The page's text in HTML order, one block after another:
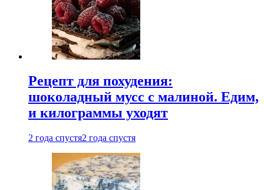
Рецепт для похудения:
шоколадный мусс с малиной. Едим,
и килограммы уходят
2 года спустя2 года спустя